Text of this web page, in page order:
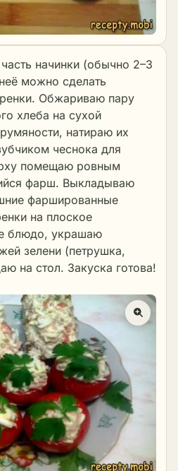
начинки (обычно 2–3
можно сделать
Обжариваю пару
хлеба на сухой
натираю их
чеснока для
помещаю ровным
фарш. Выкладываю
фаршированные
на плоское
блюдо, украшаю
зелени (петрушка,
на стол. Закуска готова!